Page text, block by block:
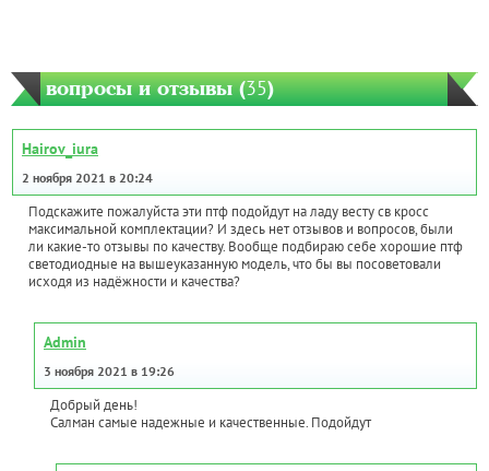
вопросы и отзывы (35)
Hairov_iura
2 ноября 2021 в 20:24
Подскажите пожалуйста эти птф подойдут на ладу весту св кросс
максимальной комплектации? И здесь нет отзывов и вопросов, были
ли какие-то отзывы по качеству. Вообще подбираю себе хорошие птф
светодиодные на вышеуказанную модель, что бы вы посоветовали
исходя из надёжности и качества?
Admin
3 ноября 2021 в 19:26
Добрый день!
Салман самые надежные и качественные. Подойдут